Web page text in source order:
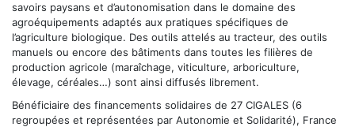
savoirs paysans et d’autonomisation dans le domaine des
agroéquipements adaptés aux pratiques spécifiques de
l’agriculture biologique. Des outils attelés au tracteur, des outils
manuels ou encore des bâtiments dans toutes les filières de
production agricole (maraîchage, viticulture, arboriculture,
élevage, céréales…) sont ainsi diffusés librement.
Bénéficiaire des financements solidaires de 27 CIGALES (6
regroupées et représentées par Autonomie et Solidarité), France